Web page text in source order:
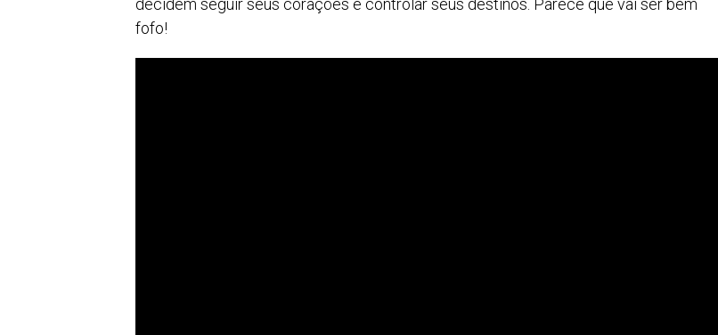
decidem seguir seus corações e controlar seus destinos. Parece que vai ser bem
fofo!